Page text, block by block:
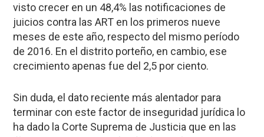
visto crecer en un 48,4% las notificaciones de
juicios contra las ART en los primeros nueve
meses de este año, respecto del mismo período
de 2016. En el distrito porteño, en cambio, ese
crecimiento apenas fue del 2,5 por ciento.
Sin duda, el dato reciente más alentador para
terminar con este factor de inseguridad jurídica lo
ha dado la Corte Suprema de Justicia que en las